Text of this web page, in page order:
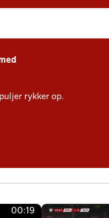
rykker op.
00:19